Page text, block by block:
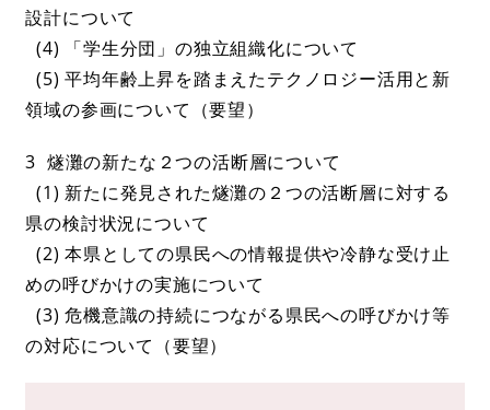
設計について
(4) 「学生分団」の独立組織化について
(5) 平均年齢上昇を踏まえたテクノロジー活用と新
領域の参画について（要望）
3 燧灘の新たな２つの活断層について
(1) 新たに発見された燧灘の２つの活断層に対する
県の検討状況について
(2) 本県としての県民への情報提供や冷静な受け止
めの呼びかけの実施について
(3) 危機意識の持続につながる県民への呼びかけ等
の対応について（要望）